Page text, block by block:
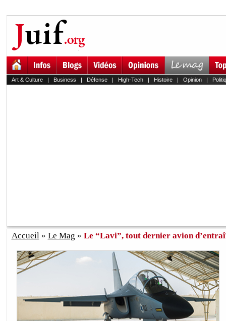
Art & Culture| Business | Défense| High-Tech| Histoire| Opinion|
Accueil» Le Mag » Le “Lavi”, tout dernier avion